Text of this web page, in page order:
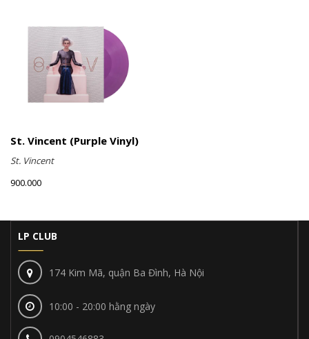
St. Vincent (Purple Vinyl)
St. Vincent
900.000
LP CLUB
174 Kim Mã, quận Ba Đình, Hà Nội
10:00 - 20:00 hằng ngày